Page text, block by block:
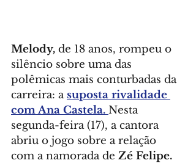
Melody, de 18 anos, rompeu o
silêncio sobre uma das
polêmicas mais conturbadas da
carreira: a suposta rivalidade
com Ana Castela. Nesta
segunda-feira (17), a cantora
abriu o jogo sobre a relação
com a namorada de Zé Felipe.